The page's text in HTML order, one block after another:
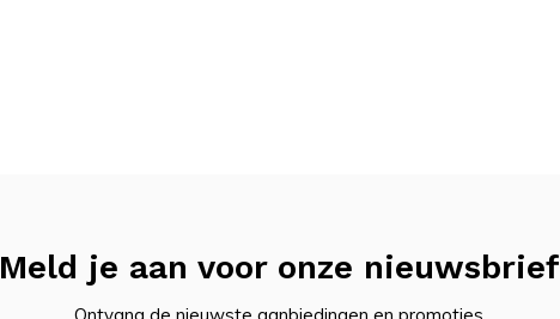
Meld je aan voor onze nieuwsbrief